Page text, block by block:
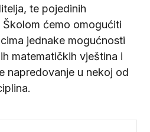
te pojedinih
ćemo omogućiti
jednake mogućnosti
matematičkih vještina i
napredovanje u nekoj od